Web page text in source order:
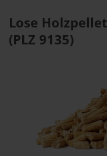
Lose
(PLZ 9135)